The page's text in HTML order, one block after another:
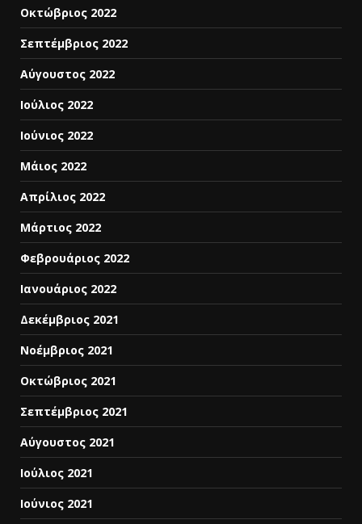
Οκτώβριος 2022
Σεπτέμβριος 2022
Αύγουστος 2022
Ιούλιος 2022
Ιούνιος 2022
Μάιος 2022
Απρίλιος 2022
Μάρτιος 2022
Φεβρουάριος 2022
Ιανουάριος 2022
Δεκέμβριος 2021
Νοέμβριος 2021
Οκτώβριος 2021
Σεπτέμβριος 2021
Αύγουστος 2021
Ιούλιος 2021
Ιούνιος 2021